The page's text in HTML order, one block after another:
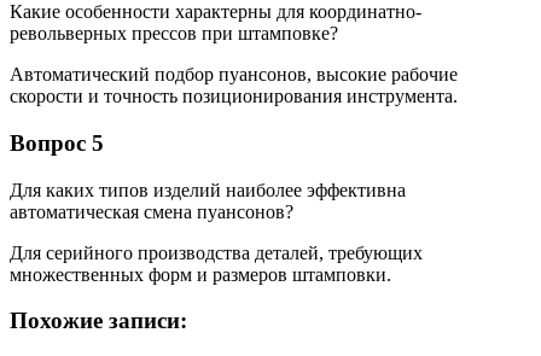
Какие особенности характерны для координатно-
револьверных прессов при штамповке?
Автоматический подбор пуансонов, высокие рабочие
скорости и точность позиционирования инструмента.
Вопрос 5
Для каких типов изделий наиболее эффективна
автоматическая смена пуансонов?
Для серийного производства деталей, требующих
множественных форм и размеров штамповки.
Похожие записи: